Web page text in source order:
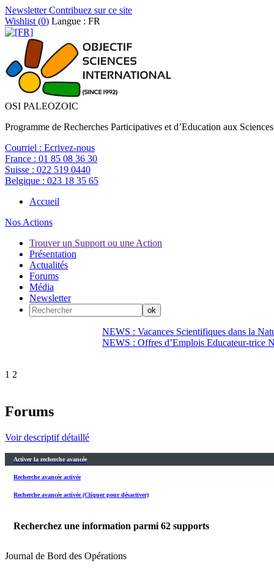
NewsletterContribuez sur ce site
Wishlist (0) Langue : FR
OSI PALEOZOIC
Programme de Recherches Participatives et d’Education aux
Courriel : Ecrivez-nous
France : 01 85 08 36 30
Suisse : 022 519 0440
Belgique : 023 18 35 65
Accueil
Nos Actions
Trouver un Support ou une Action
Présentation
Actualités
Forums
Média
Newsletter
NEWS : Vacances Scientifiques dans la
NEWS : Offres d’Emplois Educateur-trice
1 2
Forums
Voir descriptif détaillé
Activer la recherche avancée
Recherche avancée activée
Recherche avancée activée (Cliquer pour désactiver)
Recherchez une information parmi 62 supports
Journal de Bord des Opérations